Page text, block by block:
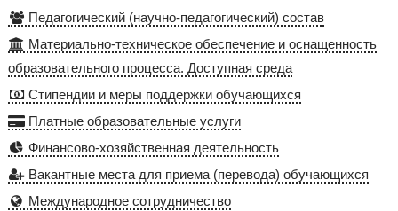
Педагогический (научно-педагогический) состав
Материально-техническое обеспечение и оснащенность
образовательного процесса. Доступная среда
Стипендии и меры поддержки обучающихся
Платные образовательные услуги
Финансово-хозяйственная деятельность
Вакантные места для приема (перевода) обучающихся
Международное сотрудничество